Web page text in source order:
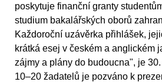
poskytuje finanční granty
studium bakalářských oborů
Každoroční uzávěrka přihlášek,
krátká esej v českém a anglickém
zájmy a plány do budoucna", je
10–20 žadatelů je pozváno k